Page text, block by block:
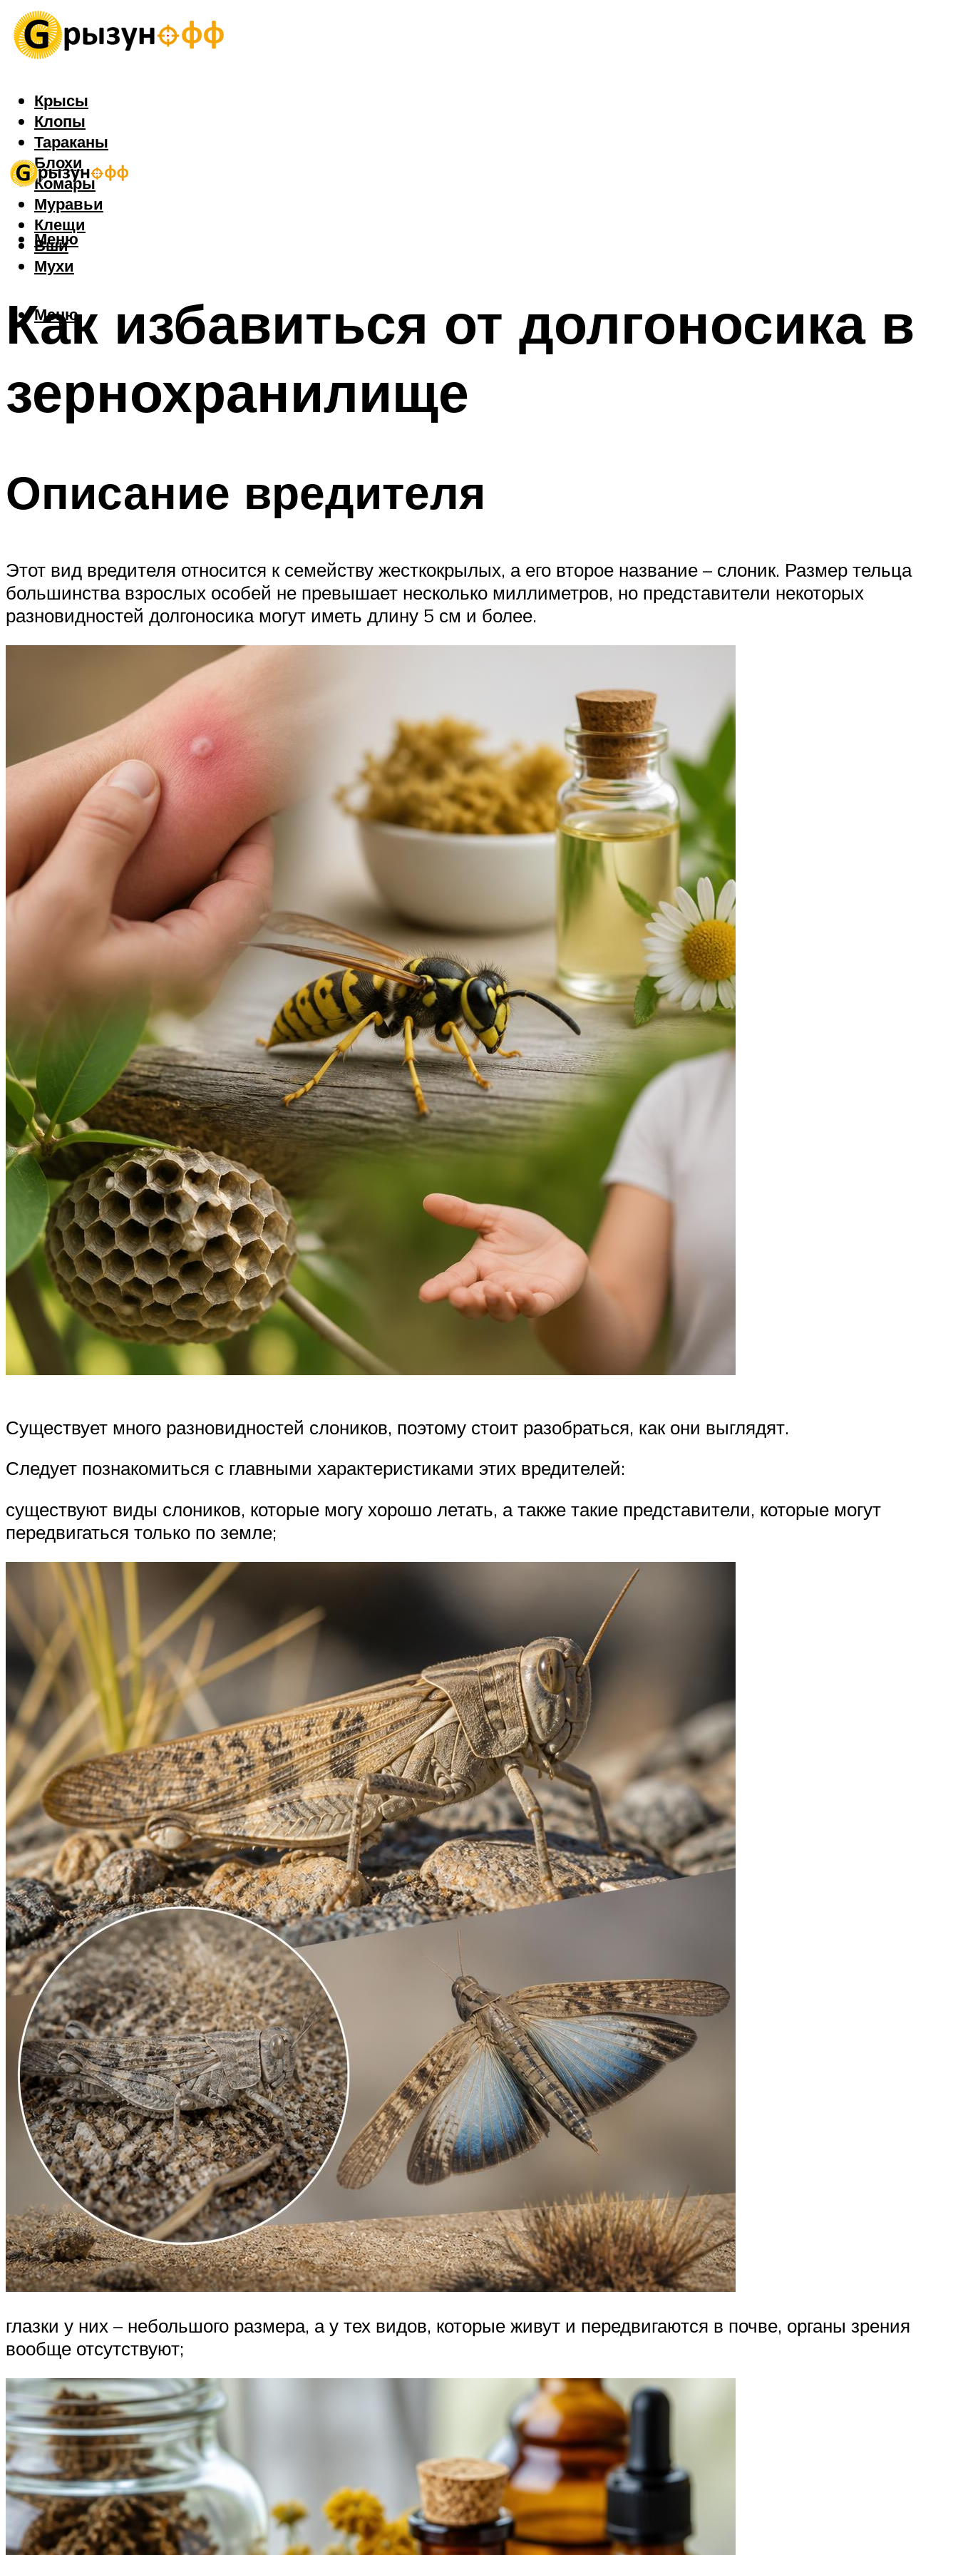
Крысы
Клопы
Тараканы
Блохи
Комары
Муравьи
Клещи
Вши
Мухи
Меню
Меню
Как избавиться от долгоносика в
зернохранилище
Описание вредителя
Этот вид вредителя относится к семейству жесткокрылых, а его второе название – слоник. Размер тельца
большинства взрослых особей не превышает несколько миллиметров, но представители некоторых
разновидностей долгоносика могут иметь длину 5 см и более.
Существует много разновидностей слоников, поэтому стоит разобраться, как они выглядят.
Следует познакомиться с главными характеристиками этих вредителей:
существуют виды слоников, которые могу хорошо летать, а также такие представители, которые могут
передвигаться только по земле;
глазки у них – небольшого размера, а у тех видов, которые живут и передвигаются в почве, органы зрения
вообще отсутствуют;